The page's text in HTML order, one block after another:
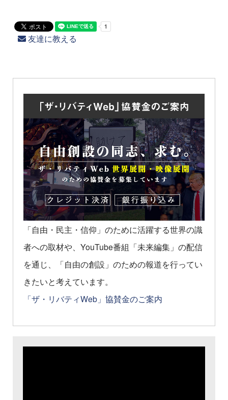
友達に教える
「自由・民主・信仰」のために活躍する世界の識
者への取材や、YouTube番組「未来編集」の配信
を通じ、「自由の創設」のための報道を行ってい
きたいと考えています。
「ザ・リバティWeb」協賛金のご案内